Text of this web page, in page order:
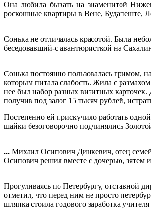
Она любила бывать на знаменитой
роскошные квартиры в Вене, Будапеште,
Сонька не отличалась красотой. Была
беседовавший-с авантюристкой на
Сонька постоянно пользовалась гримом,
которым питала слабость. Жила с
нее был набор разных визитных
получив под залог 15 тысяч рублей,
Постепенно ей прискучило работать
шайки безоговорочно подчинялись
... Михаил Осипович Динкевич, отец
Осипович решил вместе с дочерью, зятем
Прогуливаясь по Петербургу, отставной
отметил, что перед ним не просто
шляпка стоила годового заработка